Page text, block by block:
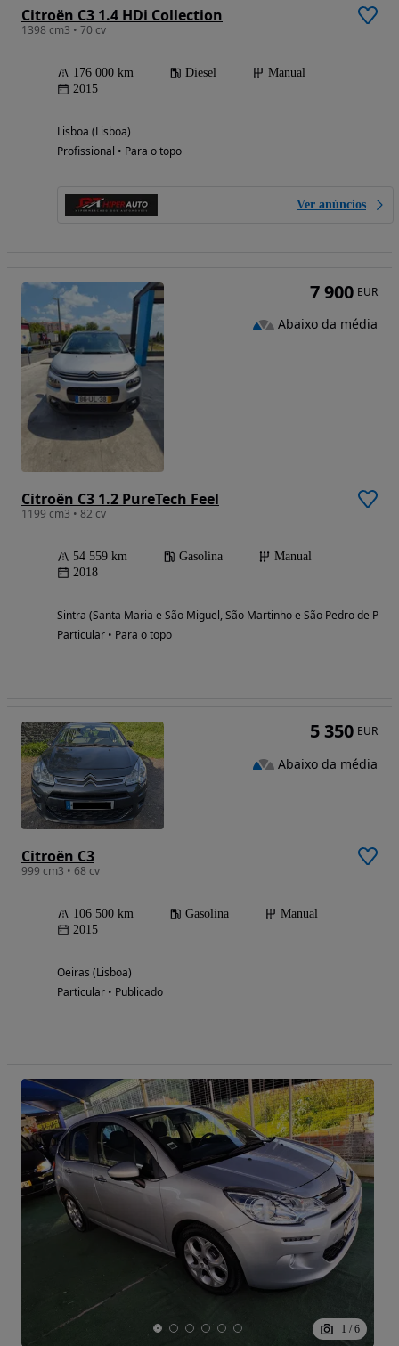
Citroën C3 1.4 HDi Collection
1398 cm3 • 70 cv
176 000 km Diesel
Manual
2015
Lisboa (Lisboa)
Profissional • Para o topo
Ver anúncios
Citroën C3 1.2 PureTech Feel
1199 cm3 • 82 cv
54 559 km Gasolina
Manual
2018
Sintra (Santa Maria e São Miguel, São Martinho e São Pedro de
Particular • Para o topo
7 900 EUR
Abaixo da média
Citroën C3
999 cm3 • 68 cv
106 500 km Gasolina
Manual
2015
Oeiras (Lisboa)
Particular • Publicado
5 350 EUR
Abaixo da média
1 / 6